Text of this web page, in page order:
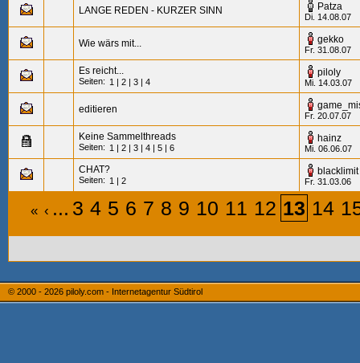
LANGE REDEN - KURZER SINN Patza
Di. 14.08.07
Wie wärs mit... gekko
Fr. 31.08.07
Es reicht...
Seiten: 1 | 2 | 3 | 4
piloly
Mi. 14.03.07
editieren
Fr. 20.07.07
Keine Sammelthreads
Seiten: 1 | 2 | 3 | 4 | 5 | 6
hainz
Mi. 06.06.07
CHAT?
Seiten: 1 | 2
blacklimit
Fr. 31.03.06
« ‹ ... 3 4 5 6 7 8 9 10 11 12 13 14
© 2000 - 2026 piloly.com - Internetagentur Südtirol